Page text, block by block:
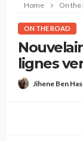
Home On the
ON THE ROAD
lignes
Jihene Ben